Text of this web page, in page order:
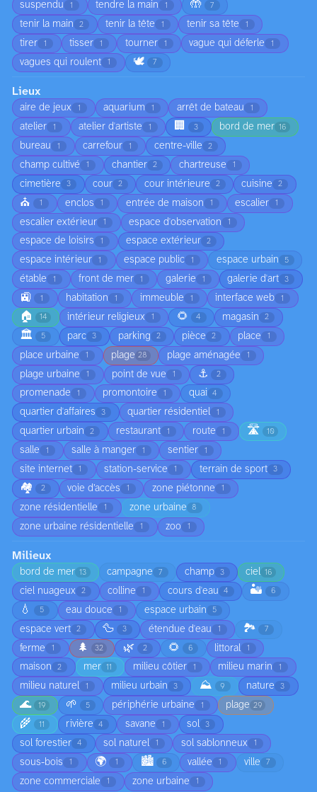
suspendu 1 tendre la main 1 🤲 7
tenir la main 2 tenir la tête 1 tenir sa tête 1
tirer 1 tisser 1 tourner 1 vague qui déferle 1
vagues qui roulent 1 🕊️ 7
Lieux
aire de jeux 1 aquarium 1 arrêt de bateau 1
atelier 1 atelier d'artiste 1 🏢 3 bord de mer 16
bureau 1 carrefour 1 centre-ville 2
champ cultivé 1 chantier 2 chartreuse 1
cimetière 3 cour 2 cour intérieure 2 cuisine 2
⛪ 1 enclos 1 entrée de maison 1 escalier 1
escalier extérieur 1 espace d'observation 1
espace de loisirs 1 espace extérieur 2
espace intérieur 1 espace public 1 espace urbain 5
étable 1 front de mer 1 galerie 1 galerie d'art 3
🚉 1 habitation 1 immeuble 1 interface web 1
🏠 14 intérieur religieux 1 🌻 4 magasin 2
🏛️ 5 parc 3 parking 2 pièce 2 place 1
place urbaine 1 plage 28 plage aménagée 1
plage urbaine 1 point de vue 1 ⚓ 2
promenade 1 promontoire 1 quai 4
quartier d'affaires 3 quartier résidentiel 1
quartier urbain 2 restaurant 1 route 1 🛣️ 10
salle 1 salle à manger 1 sentier 1
site internet 1 station-service 1 terrain de sport 3
🏘️ 2 voie d’accès 1 zone piétonne 1
zone résidentielle 1 zone urbaine 8
zone urbaine résidentielle 1 zoo 1
Milieux
bord de mer 13 campagne 7 champ 3 ciel 16
ciel nuageux 2 colline 1 cours d'eau 4 🏜️ 6
💧 5 eau douce 1 espace urbain 5
espace vert 2 🦆 3 étendue d'eau 1 🏞️ 7
ferme 1 🌲 32 🌿 2 🌻 6 littoral 1
maison 2 mer 11 milieu côtier 1 milieu marin 1
milieu naturel 1 milieu urbain 3 ⛰️ 9 nature 3
🌊 19 🌱 5 périphérie urbaine 1 plage 29
🌾 11 rivière 4 savane 1 sol 3
sol forestier 4 sol naturel 1 sol sablonneux 1
sous-bois 1 🌍 1 🏙️ 6 vallée 1 ville 7
zone commerciale 1 zone urbaine 1